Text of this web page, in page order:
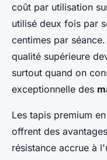
coût par utilisation
utilisé deux fois par
centimes par
qualité supérieure
surtout quand on
exceptionnelle des
Les tapis premium
offrent des
résistance accrue à